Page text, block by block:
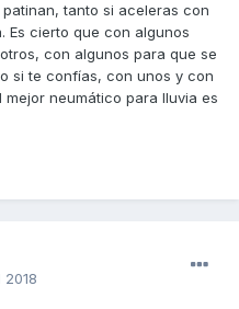
tanto si aceleras con
Es cierto que con algunos
con algunos para que se
si te confías, con unos y con
neumático para lluvia es